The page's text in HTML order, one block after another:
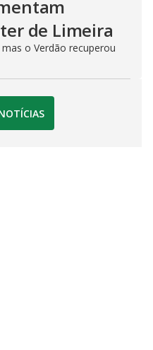
de Limeira
o Verdão recuperou